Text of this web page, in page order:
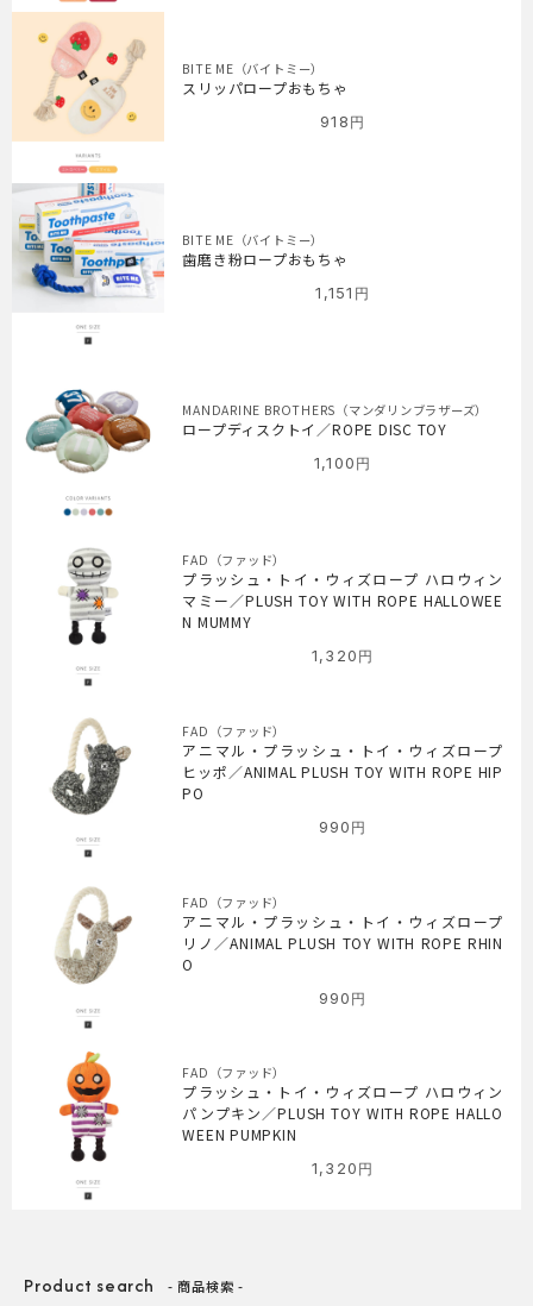
BITE ME（バイトミー）
スリッパロープおもちゃ
918 円
BITE ME（バイトミー）
歯磨き粉ロープおもちゃ
1,151 円
MANDARINE BROTHERS（マンダリンブラザーズ）
ロープディスクトイ／ROPE DISC TOY
1,100 円
FAD（ファッド）
プラッシュ・トイ・ウィズロープ ハロウィン
マミー／PLUSH TOY WITH ROPE HALLOWEE
N MUMMY
1,320 円
FAD（ファッド）
アニマル・プラッシュ・トイ・ウィズロープ
ヒッポ／ANIMAL PLUSH TOY WITH ROPE HIP
PO
990 円
FAD（ファッド）
アニマル・プラッシュ・トイ・ウィズロープ
リノ／ANIMAL PLUSH TOY WITH ROPE RHIN
O
990 円
FAD（ファッド）
プラッシュ・トイ・ウィズロープ ハロウィン
パンプキン／PLUSH TOY WITH ROPE HALLO
WEEN PUMPKIN
1,320 円
Product search 商品検索